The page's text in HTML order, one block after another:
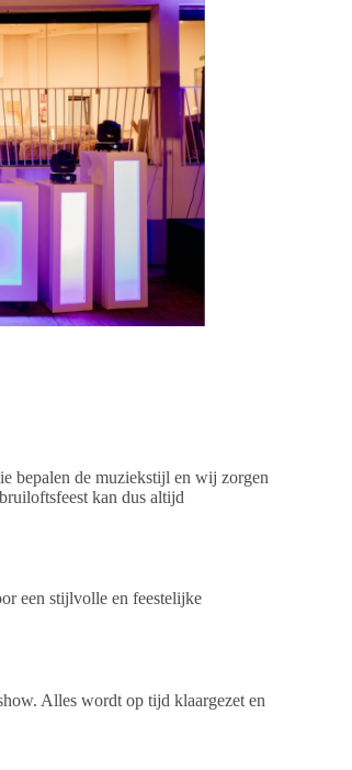
bepalen de muziekstijl en wij zorgen
kan dus altijd
een stijlvolle en feestelijke
Alles wordt op tijd klaargezet en